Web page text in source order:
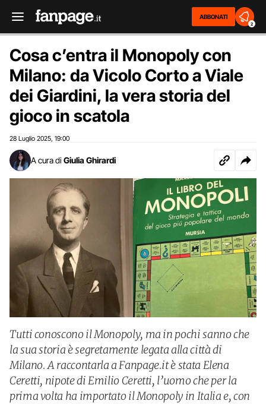
ABBONATI
2
Cosa c’entra il Monopoly con
Milano: da Vicolo Corto a Viale
dei Giardini, la vera storia del
gioco in scatola
28 Luglio 2025 19:00
A cura di Giulia Ghirardi
Tutti conoscono il Monopoly, ma in pochi sanno che
la sua storia è segretamente legata alla città di
Milano. A raccontarla a Fanpage.it è stata Elena
Ceretti, nipote di Emilio Ceretti, l’uomo che per la
prima volta ha importato il Monopoly in Italia e, con